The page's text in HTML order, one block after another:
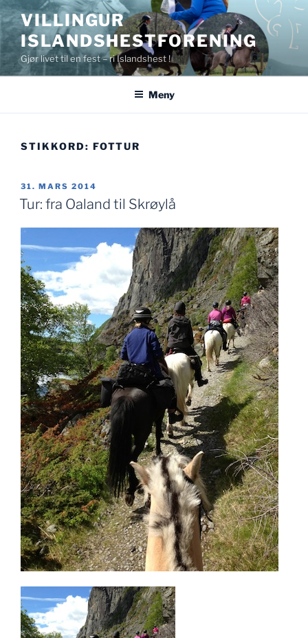
Gå
til
innhold
VILLINGUR
ISLANDSHESTFORENING
Gjør livet til en fest – ri Islandshest !
Meny
STIKKORD: FOTTUR
PUBLISERT
31. MARS 2014
Tur: fra Oaland til Skrøylå